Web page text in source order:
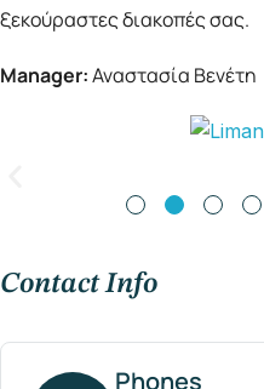
ξεκούραστες διακοπές σας.
Manager:Αναστασία Βενέτη
Contact Info
Phones